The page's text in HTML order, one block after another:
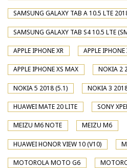
SAMSUNG GALAXY TAB A 10.5 LTE
SAMSUNG GALAXY TAB S4 10.5 LTE
APPLE IPHONE XR APPLE IPHONE
APPLE IPHONE XS MAX NOKIA 2
NOKIA 5 2018 (5.1) NOKIA 3
HUAWEI MATE 20 LITE SONY
MEIZU M6 NOTE MEIZU M6
HUAWEI HONOR VIEW 10 (V10)
MOTOROLA MOTO G6